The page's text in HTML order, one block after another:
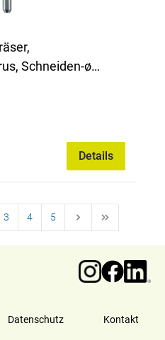
Schneiden-ø
Details
3 4 5
Datenschutz Kontakt